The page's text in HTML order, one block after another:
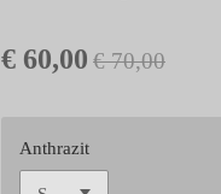
€ 60,00 € 70,00
Anthrazit